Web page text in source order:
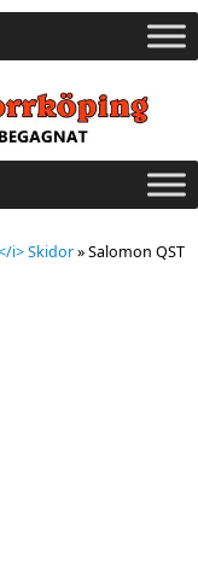
i> Skidor»Salomon QST